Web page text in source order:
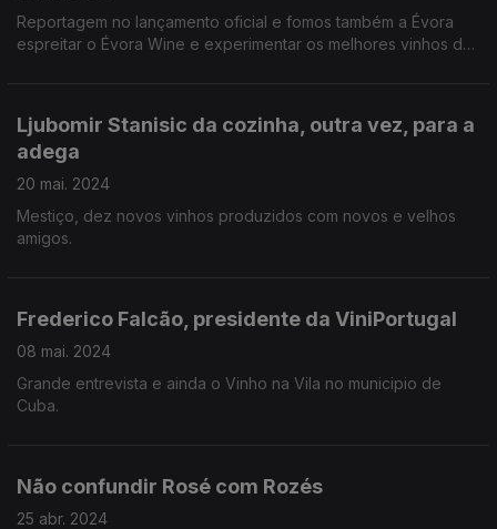
Reportagem no lançamento oficial e fomos também a Évora
espreitar o Évora Wine e experimentar os melhores vinhos do
Ljubomir Stanisic da cozinha, outra vez, para a
adega
20 mai. 2024
Mestiço, dez novos vinhos produzidos com novos e velhos
amigos.
Frederico Falcão, presidente da ViniPortugal
08 mai. 2024
Grande entrevista e ainda o Vinho na Vila no municipio de
Cuba.
Não confundir Rosé com Rozés
25 abr. 2024